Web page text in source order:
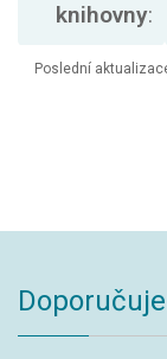
knihovny:
Poslední